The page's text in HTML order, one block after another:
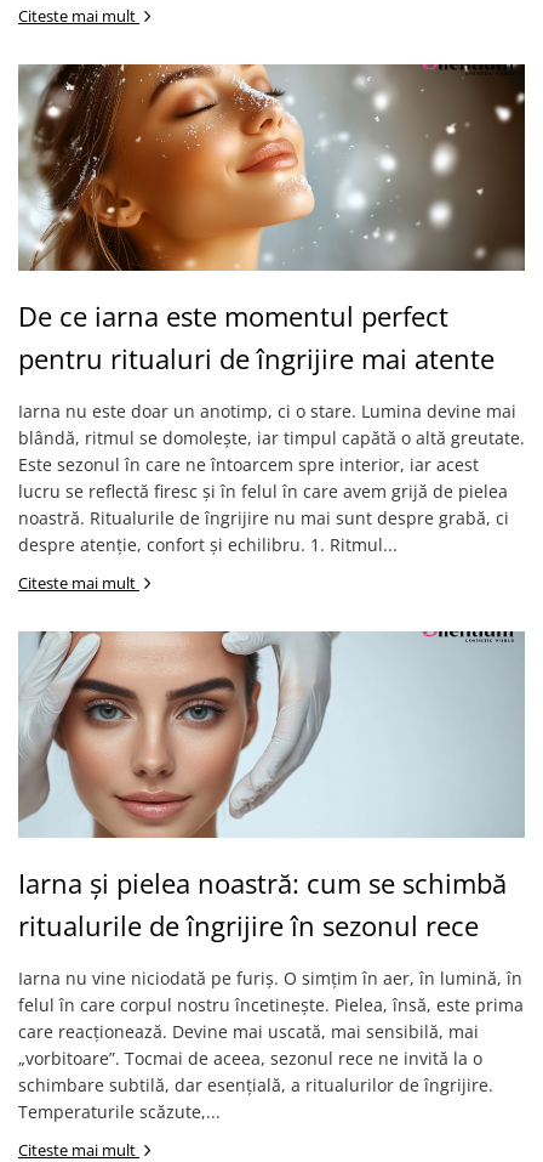
Citeste mai mult
De ce iarna este momentul perfect
pentru ritualuri de îngrijire mai atente
Iarna nu este doar un anotimp, ci o stare. Lumina devine mai
blândă, ritmul se domolește, iar timpul capătă o altă greutate.
Este sezonul în care ne întoarcem spre interior, iar acest
lucru se reflectă firesc și în felul în care avem grijă de pielea
noastră. Ritualurile de îngrijire nu mai sunt despre grabă, ci
despre atenție, confort și echilibru. 1. Ritmul...
Citeste mai mult
Iarna și pielea noastră: cum se schimbă
ritualurile de îngrijire în sezonul rece
Iarna nu vine niciodată pe furiș. O simțim în aer, în lumină, în
felul în care corpul nostru încetinește. Pielea, însă, este prima
care reacționează. Devine mai uscată, mai sensibilă, mai
„vorbitoare”. Tocmai de aceea, sezonul rece ne invită la o
schimbare subtilă, dar esențială, a ritualurilor de îngrijire.
Temperaturile scăzute,...
Citeste mai mult